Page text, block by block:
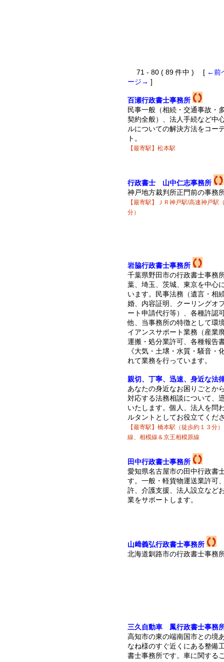
71 - 80 ( 89 件中 ) [ ←前
ージ→ ]
百瀬行政書士事務所
民事一般（相続・交通事故・
契約全般）、法人手続など中
ルについての解決方法をコー
ト。
【最寄駅】松本駅
行政書士 山中仁志事務所
神戸地方裁判所正門前の事務
【最寄駅】ＪＲ神戸駅/高速神戸駅
分）
岩脇行政書士事務所
千葉県野田市の行政書士事務
葉、埼玉、茨城、東京を中心
います。民事法務（遺言・相
婚、内容証明、クーリングオ
ート申請代行等）、各種許認
他、当事務所の特徴として環
イアンスサポート業務（産業
運搬・処分業許可、各種報告
《大気・土壌・水質・騒音・
れて業務を行っています。
親切、丁寧、迅速、身近な法
あなたの身近なお困りごとか
対応する法務相談について、
いたします。個人、法人を問
ルタントとしてお役立てくだ
【最寄駅】橋本駅（徒歩約１３分
線、相模線＆京王相模原線
田中行政書士事務所
愛知県名古屋市の田中行政書
す。一般・軽貨物運送業許可
許、介護支援、法人設立など
業をサポートします。
山﨑義弘行政書士事務所
北海道釧路市の行政書士事務
三久自動車 鳳行政書士事務
高知市の東の端南国市との境
なね様のすぐ近くにある整備
書士事務所です。車に関する